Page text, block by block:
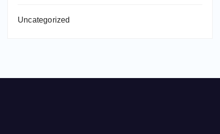
Uncategorized